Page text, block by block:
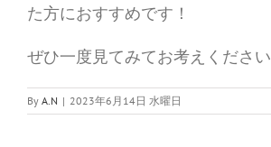
た方におすすめです！
ぜひ一度見てみてお考えください
By A.N | 2023年6月14日 水曜日